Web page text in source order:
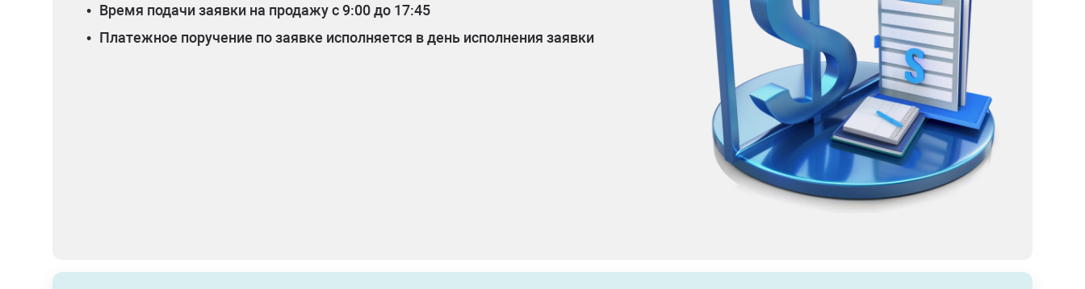
• Время подачи заявки на продажу с 9:00 до 17:45
• Платежное поручение по заявке исполняется в день исполнения заявки